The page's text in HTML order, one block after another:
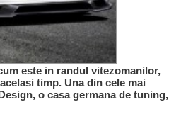
este in randul vitezomanilor,
timp. Una din cele mai
o casa germana de tuning,